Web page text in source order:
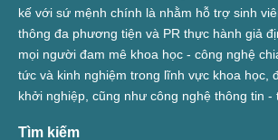
kế với sứ mệnh chính là nhằm hỗ trợ sinh
thông đa phương tiện và PR thực hành giả
mọi người đam mê khoa học - công nghệ
tức và kinh nghiệm trong lĩnh vực khoa học,
khởi nghiệp, cũng như công nghệ thông tin -
Tìm kiếm